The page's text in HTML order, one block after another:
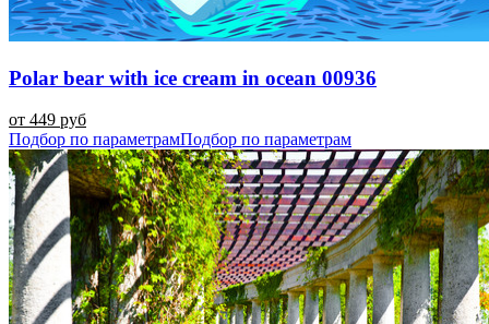
Polar bear with ice cream in ocean 00936
от 449 руб
Подбор по параметрамПодбор по параметрам